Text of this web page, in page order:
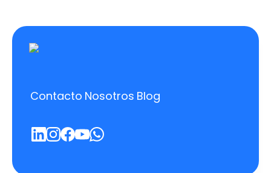
Contacto Nosotros Blog